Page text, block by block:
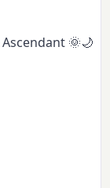
🌞🌙✨